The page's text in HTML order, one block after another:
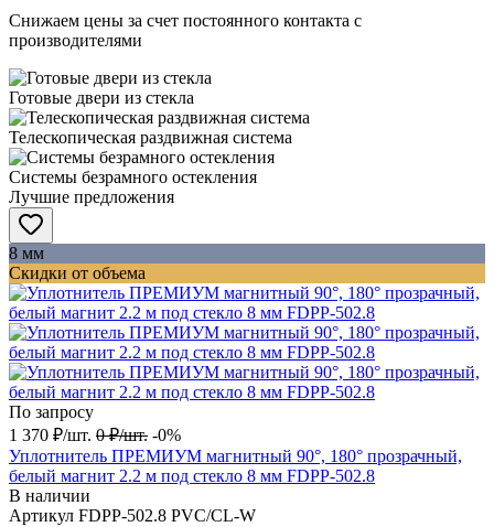
Снижаем цены за счет постоянного контакта с
производителями
Готовые двери из стекла
Телескопическая раздвижная система
Системы безрамного остекления
Лучшие предложения
8 мм
Скидки от объема
По запросу
1 370 ₽/шт. 0 ₽/шт. -0%
Уплотнитель ПРЕМИУМ магнитный 90°, 180° прозрачный,
белый магнит 2.2 м под стекло 8 мм FDPP-502.8
В наличии
Артикул FDPP-502.8 PVC/CL-W